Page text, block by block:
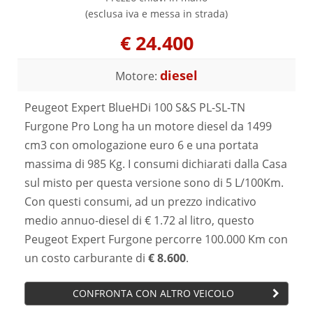
(esclusa iva e messa in strada)
€ 24.400
Motore: diesel
Peugeot Expert BlueHDi 100 S&S PL-SL-TN
Furgone Pro Long ha un motore diesel da 1499
cm3 con omologazione euro 6 e una portata
massima di 985 Kg. I consumi dichiarati dalla Casa
sul misto per questa versione sono di 5 L/100Km.
Con questi consumi, ad un prezzo indicativo
medio annuo-diesel di € 1.72 al litro, questo
Peugeot Expert Furgone percorre 100.000 Km con
un costo carburante di € 8.600.
CONFRONTA CON ALTRO VEICOLO